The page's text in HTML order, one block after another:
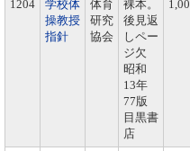
1204
学校体
操教授
指針
体育
研究
協会
裸本。
後見返
しペー
ジ欠
昭和
13年
77版
目黒書
店